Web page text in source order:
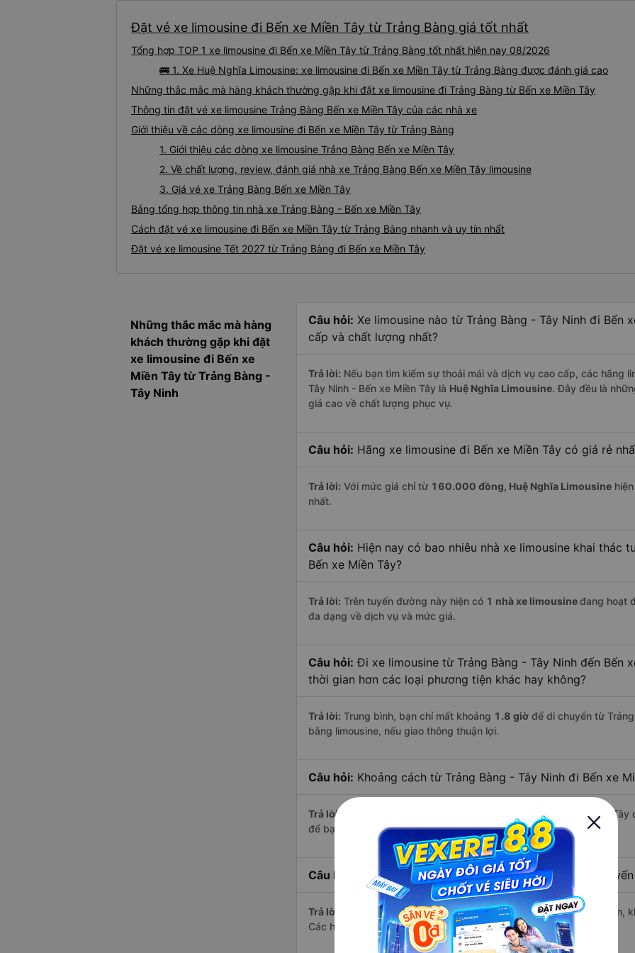
Đặt vé xe limousine đi Bến xe Miền Tây từ Trảng Bàng giá tốt nhất
Tổng hợp TOP 1 xe limousine đi Bến xe Miền Tây từ Trảng Bàng tốt nhất hiện nay 08/2026
🚌 1. Xe Huệ Nghĩa Limousine: xe limousine đi Bến xe Miền Tây từ Trảng Bàng được đánh giá cao
Những thắc mắc mà hàng khách thường gặp khi đặt xe limousine đi Trảng Bàng từ Bến xe Miền Tây
Thông tin đặt vé xe limousine Trảng Bàng Bến xe Miền Tây của các nhà xe
Giới thiệu về các dòng xe limousine đi Bến xe Miền Tây từ Trảng Bàng
1. Giới thiệu các dòng xe limousine Trảng Bàng Bến xe Miền Tây
2. Về chất lượng, review, đánh giá nhà xe Trảng Bàng Bến xe Miền Tây limousine
3. Giá vé xe Trảng Bàng Bến xe Miền Tây
Bảng tổng hợp thông tin nhà xe Trảng Bàng - Bến xe Miền Tây
Cách đặt vé xe limousine đi Bến xe Miền Tây từ Trảng Bàng nhanh và uy tín nhất
Đặt vé xe limousine Tết 2027 từ Trảng Bàng đi Bến xe Miền Tây
Những thắc mắc mà hàng
khách thường gặp khi đặt
xe limousine đi Bến xe
Miền Tây từ Trảng Bàng -
Tây Ninh
Câu hỏi: Xe limousine nào từ Trảng Bàng - Tây Ninh đi Bến
cấp và chất lượng nhất?
Trả lời: Nếu bạn tìm kiếm sự thoải mái và dịch vụ cao cấp, các hãng
Tây Ninh - Bến xe Miền Tây là Huệ Nghĩa Limousine. Đây đều là
giá cao về chất lượng phục vụ.
Câu hỏi: Hãng xe limousine đi Bến xe Miền Tây có giá rẻ
Trả lời: Với mức giá chỉ từ 160.000 đồng, Huệ Nghĩa Limousine
nhất.
Câu hỏi: Hiện nay có bao nhiêu nhà xe limousine khai thác
Bến xe Miền Tây?
Trả lời: Trên tuyến đường này hiện có 1 nhà xe limousineđang hoạt
đa dạng về dịch vụ và mức giá.
Câu hỏi: Đi xe limousine từ Trảng Bàng - Tây Ninh đến Bến
thời gian hơn các loại phương tiện khác hay không?
Trả lời: Trung bình, bạn chỉ mất khoảng 1.8 giờ để di chuyển từ
bằng limousine, nếu giao thông thuận lợi.
Câu hỏi: Khoảng cách từ Trảng Bàng - Tây Ninh đi Bến xe
Trả lời:
Quãng đường từ Trảng Bàng - Tây Ninh đến Bến xe Miền Tây
để bạn thư giãn trên xe limousine thoải mái.
Câu hỏi: Mỗi ngày có bao nhiêu chuyến limousine trên
Trả lời: Mỗi ngày có tới48 chuyến limousinehoạt động trên tuyến,
Các hãng nổi bật gồm:Huệ Nghĩa Limousine,...